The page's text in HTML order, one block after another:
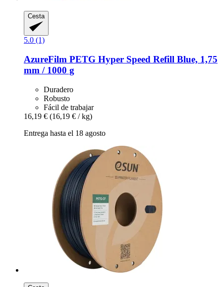
Cesta
5.0 (1)
AzureFilm PETG Hyper Speed Refill Blue, 1,75
mm / 1000 g
Duradero
Robusto
Fácil de trabajar
16,19 € (16,19 € / kg)
Entrega hasta el 18 agosto